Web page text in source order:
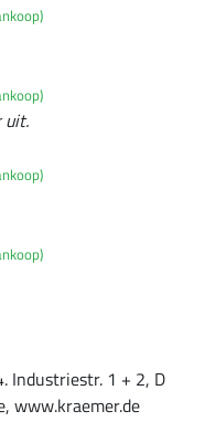
uit.
Industriestr. 1 + 2, D
www.kraemer.de